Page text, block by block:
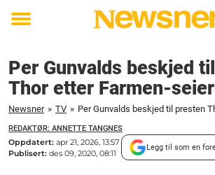
Toggle
Per Gunvalds beskjed
Thor etter Farmen-
Newsner » TV »
REDAKTØR: ANNETTE TANGNES
Oppdatert: apr 21, 2026, 13:57
Publisert: des 09, 2020, 08:11
Legg til som en